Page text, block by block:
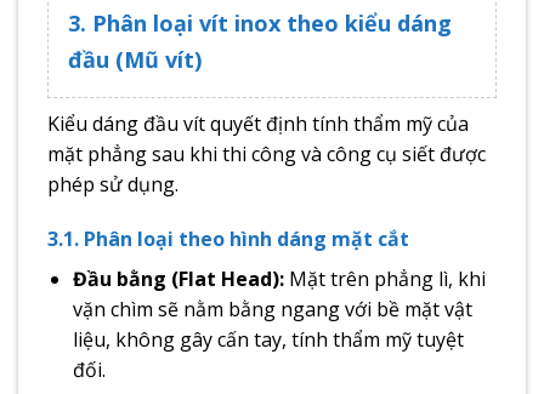
3. Phân loại vít inox theo kiểu dáng
đầu (Mũ vít)
Kiểu dáng đầu vít quyết định tính thẩm mỹ của
mặt phẳng sau khi thi công và công cụ siết được
phép sử dụng.
3.1. Phân loại theo hình dáng mặt cắt
Đầu bằng (Flat Head):Mặt trên phẳng lì, khi
vặn chìm sẽ nằm bằng ngang với bề mặt vật
liệu, không gây cấn tay, tính thẩm mỹ tuyệt
đối.